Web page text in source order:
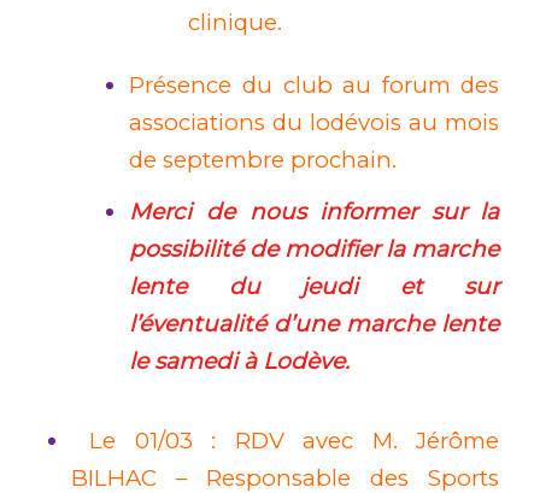
clinique.
Présence du club au forum des
associations du lodévois au mois
de septembre prochain.
Merci de nous informer sur la
possibilité de modifier la marche
lente du jeudi et sur
l’éventualité d’une marche lente
le samedi à Lodève.
Le 01/03 : RDV avec M. Jérôme
BILHAC – Responsable des Sports